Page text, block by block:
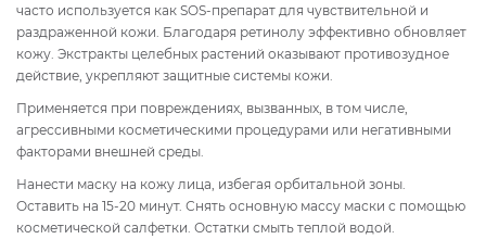
часто используется как SOS-препарат для чувствительной и
раздраженной кожи. Благодаря ретинолу эффективно обновляет
кожу. Экстракты целебных растений оказывают противозудное
действие, укрепляют защитные системы кожи.
Применяется при повреждениях, вызванных, в том числе,
агрессивными косметическими процедурами или негативными
факторами внешней среды.
Нанести маску на кожу лица, избегая орбитальной зоны.
Оставить на 15-20 минут. Снять основную массу маски с помощью
косметической салфетки. Остатки смыть теплой водой.